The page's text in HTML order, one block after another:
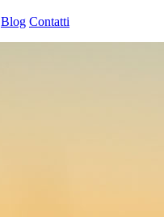
Blog Contatti